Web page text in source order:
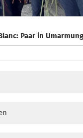
Paar in